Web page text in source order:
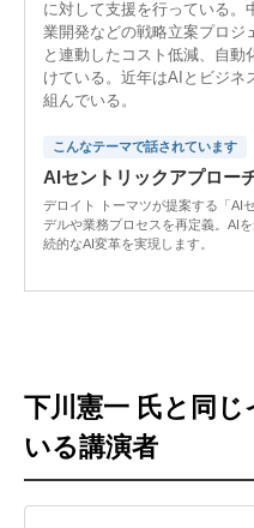
に対して支援を行っている。
業開発などの戦略立案プロジ
と連動したコスト低減、自
けている。近年はAIとビジネ
組んでいる。
こんなテーマで話されています
AIセントリックアプロー
デロイト トーマツが提案する「AI
デルや業務プロセスを再定義。AI
続的なAI変革を実現します。
下川憲一 氏と同
いる講演者